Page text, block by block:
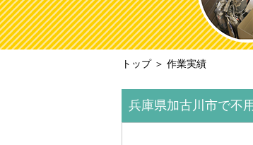
トップ＞ 作業実績
兵庫県加古川市で不